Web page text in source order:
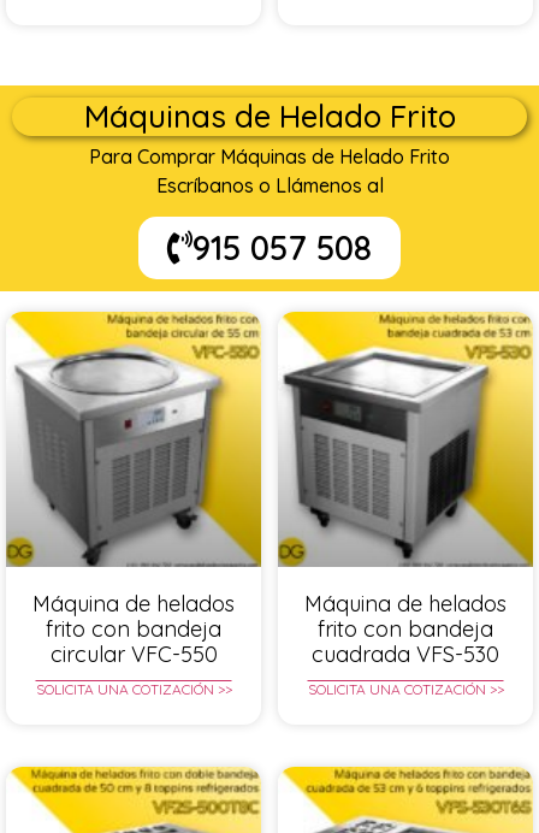
Máquinas de Helado Frito
Para Comprar Máquinas de Helado Frito
Escríbanos o Llámenos al
915 057 508
Máquina de helados
frito con bandeja
circular VFC-550
SOLICITA UNA COTIZACIÓN >>
Máquina de helados
frito con bandeja
cuadrada VFS-530
SOLICITA UNA COTIZACIÓN >>